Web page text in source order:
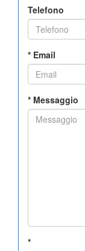
Telefono
* Email
* Messaggio
*